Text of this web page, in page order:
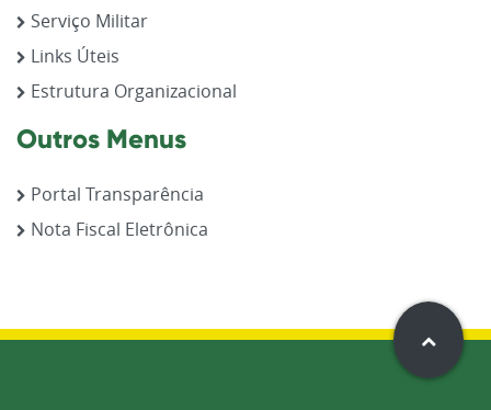
Serviço Militar
Links Úteis
Estrutura Organizacional
Outros Menus
Portal Transparência
Nota Fiscal Eletrônica